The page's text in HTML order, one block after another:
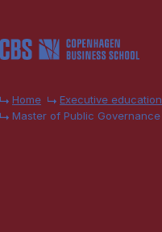
Home Executive education
Master of Public Governance